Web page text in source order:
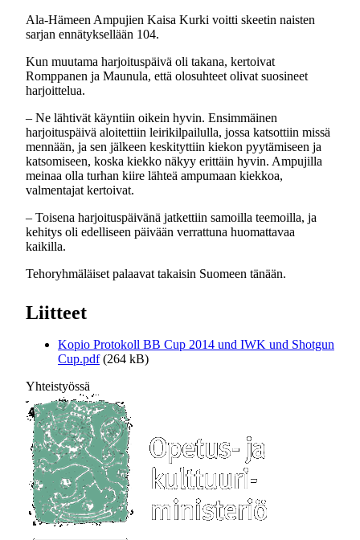
Ala-Hämeen Ampujien Kaisa Kurki voitti skeetin naisten
sarjan ennätyksellään 104.
Kun muutama harjoituspäivä oli takana, kertoivat
Romppanen ja Maunula, että olosuhteet olivat suosineet
harjoittelua.
– Ne lähtivät käyntiin oikein hyvin. Ensimmäinen
harjoituspäivä aloitettiin leirikilpailulla, jossa katsottiin missä
mennään, ja sen jälkeen keskityttiin kiekon pyytämiseen ja
katsomiseen, koska kiekko näkyy erittäin hyvin. Ampujilla
meinaa olla turhan kiire lähteä ampumaan kiekkoa,
valmentajat kertoivat.
– Toisena harjoituspäivänä jatkettiin samoilla teemoilla, ja
kehitys oli edelliseen päivään verrattuna huomattavaa
kaikilla.
Tehoryhmäläiset palaavat takaisin Suomeen tänään.
Liitteet
Kopio Protokoll BB Cup 2014 und IWK und Shotgun
Cup.pdf (264 kB)
Yhteistyössä